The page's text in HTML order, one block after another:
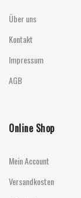
Über uns
Kontakt
Impressum
AGB
Online Shop
Mein Account
Versandkosten